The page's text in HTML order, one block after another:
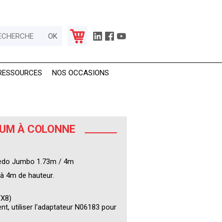
NOS OCCASIONS
À COLONNE
Jumbo 1.73m / 4m
4m de hauteur.
utiliser l'adaptateur N06183 pour